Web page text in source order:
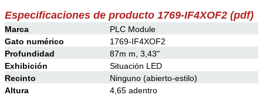
Especificaciones de producto 1769-IF4XOF2 (pdf)
Marca
PLC Module
Gato numérico
1769-IF4XOF2
Profundidad
87m m, 3,43"
Exhibición
Situación LED
Recinto
Ninguno (abierto-estilo)
Altura
4,65 adentro